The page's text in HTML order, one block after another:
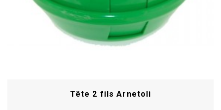
Tête 2 fils Arnetoli